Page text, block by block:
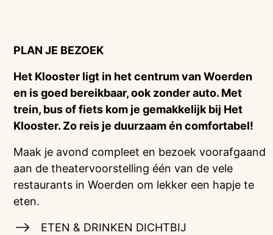
PLAN JE BEZOEK
Het Klooster ligt in het centrum van Woerden
en is goed bereikbaar, ook zonder auto. Met
trein, bus of fiets kom je gemakkelijk bij Het
Klooster. Zo reis je duurzaam én comfortabel!
Maak je avond compleet en bezoek voorafgaand
aan de theatervoorstelling één van de vele
restaurants in Woerden om lekker een hapje te
eten.
ETEN & DRINKEN DICHTBIJ